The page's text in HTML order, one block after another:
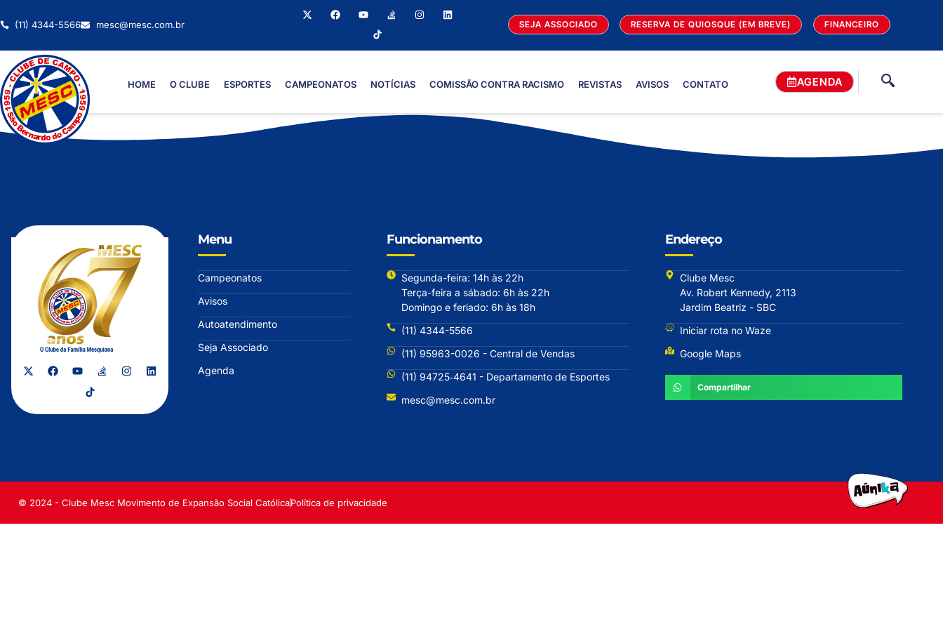
(11) 4344-5566 mesc@mesc.com.br SEJA ASSOCIADO RESERVA DE QUIOSQUE (EM BREVE) FINANCEIRO
HOME O CLUBE ESPORTES CAMPEONATOS NOTÍCIAS COMISSÃO CONTRA RACISMO REVISTAS AVISOS CONTATO AGENDA
Menu
Campeonatos
Avisos
Autoatendimento
Seja Associado
Agenda
Funcionamento
Segunda-feira: 14h às 22h
Terça-feira a sábado: 6h às 22h
Domingo e feriado: 6h às 18h
(11) 4344-5566
(11) 95963-0026 - Central de Vendas
(11) 94725‐4641 - Departamento de Esportes
mesc@mesc.com.br
Endereço
Clube Mesc
Av. Robert Kennedy, 2113
Jardim Beatriz - SBC
Iniciar rota no Waze
Google Maps
Compartilhar
© 2024 - Clube Mesc Movimento de Expansão Social CatólicaPolítica de privacidade